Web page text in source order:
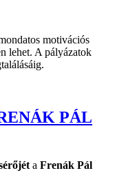
motivációs
lehet. A pályázatok
PÁL
a Frenák Pál